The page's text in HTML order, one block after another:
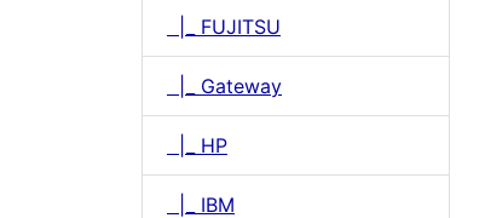
|_ FUJITSU
|_ Gateway
|_ HP
|_ IBM